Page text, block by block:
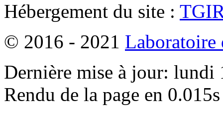
Hébergement du site :
© 2016 - 2021 Laboratoire
Dernière mise à jour:
Rendu de la page en 0.015s